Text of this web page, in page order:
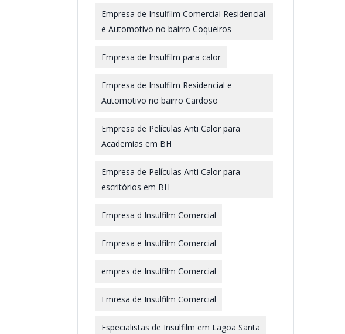
Empresa de Insulfilm Comercial Residencial
e Automotivo no bairro Coqueiros
Empresa de Insulfilm para calor
Empresa de Insulfilm Residencial e
Automotivo no bairro Cardoso
Empresa de Películas Anti Calor para
Academias em BH
Empresa de Películas Anti Calor para
escritórios em BH
Empresa d Insulfilm Comercial
Empresa e Insulfilm Comercial
empres de Insulfilm Comercial
Emresa de Insulfilm Comercial
Especialistas de Insulfilm em Lagoa Santa